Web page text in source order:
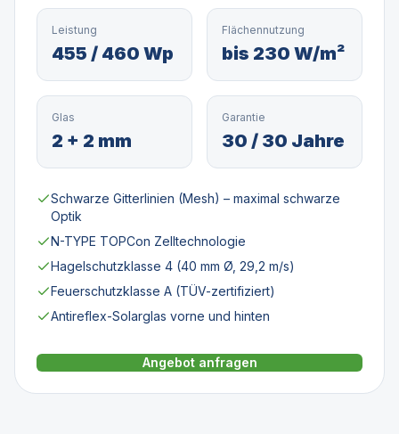
Leistung
455 / 460 Wp
Flächennutzung
bis 230 W/m²
Glas
2 + 2 mm
Garantie
30 / 30 Jahre
Schwarze Gitterlinien (Mesh) – maximal schwarze
Optik
N-TYPE TOPCon Zelltechnologie
Hagelschutzklasse 4 (40 mm Ø, 29,2 m/s)
Feuerschutzklasse A (TÜV-zertifiziert)
Antireflex-Solarglas vorne und hinten
Angebot anfragen